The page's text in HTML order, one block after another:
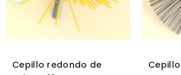
Cepillo redondo de